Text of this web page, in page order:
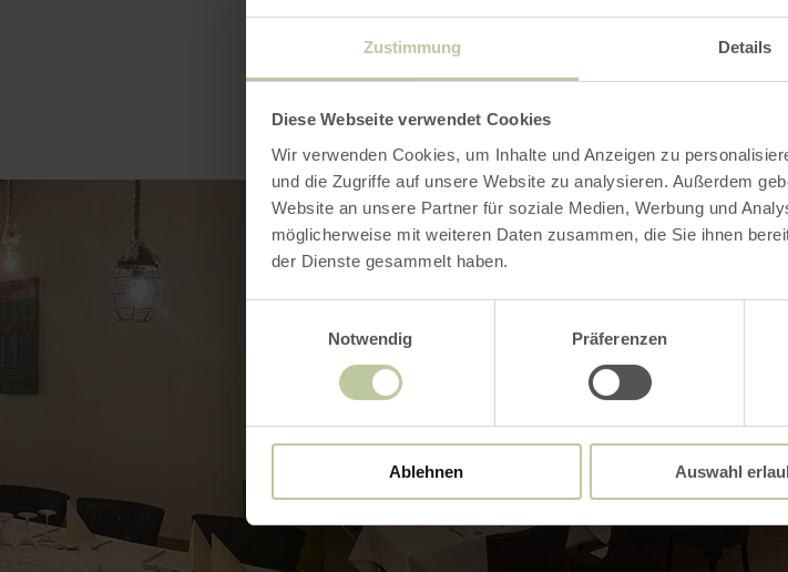
Zustimmung Details
Diese Webseite verwendet Cookies
Wir verwenden Cookies, um Inhalte und Anzeigen zu
und die Zugriffe auf unsere Website zu analysieren. Außerdem
Website an unsere Partner für soziale Medien, Werbung und
möglicherweise mit weiteren Daten zusammen, die Sie ihnen
der Dienste gesammelt haben.
Notwendig
Präferenzen
Ablehnen Auswahl